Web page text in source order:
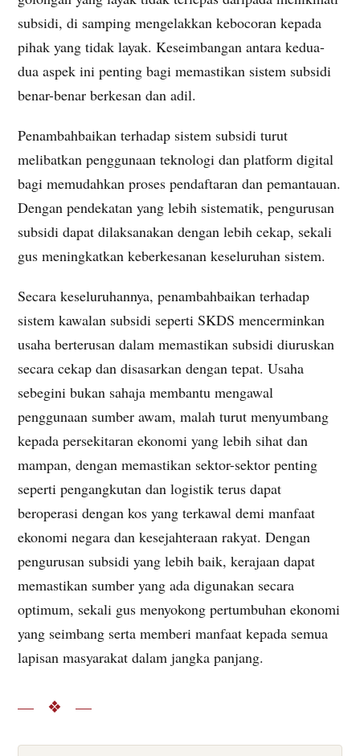
subsidi, di samping mengelakkan kebocoran kepada
pihak yang tidak layak. Keseimbangan antara kedua-
dua aspek ini penting bagi memastikan sistem subsidi
benar-benar berkesan dan adil.
Penambahbaikan terhadap sistem subsidi turut
melibatkan penggunaan teknologi dan platform digital
bagi memudahkan proses pendaftaran dan pemantauan.
Dengan pendekatan yang lebih sistematik, pengurusan
subsidi dapat dilaksanakan dengan lebih cekap, sekali
gus meningkatkan keberkesanan keseluruhan sistem.
Secara keseluruhannya, penambahbaikan terhadap
sistem kawalan subsidi seperti SKDS mencerminkan
usaha berterusan dalam memastikan subsidi diuruskan
secara cekap dan disasarkan dengan tepat. Usaha
sebegini bukan sahaja membantu mengawal
penggunaan sumber awam, malah turut menyumbang
kepada persekitaran ekonomi yang lebih sihat dan
mampan, dengan memastikan sektor-sektor penting
seperti pengangkutan dan logistik terus dapat
beroperasi dengan kos yang terkawal demi manfaat
ekonomi negara dan kesejahteraan rakyat. Dengan
pengurusan subsidi yang lebih baik, kerajaan dapat
memastikan sumber yang ada digunakan secara
optimum, sekali gus menyokong pertumbuhan ekonomi
yang seimbang serta memberi manfaat kepada semua
lapisan masyarakat dalam jangka panjang.
— ❖ —